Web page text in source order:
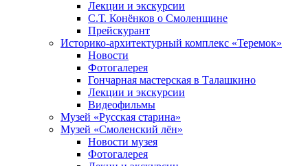
Лекции и экскурсии
С.Т. Конёнков о Смоленщине
Прейскурант
Историко-архитектурный комплекс «Теремок»
Новости
Фотогалерея
Гончарная мастерская в Талашкино
Лекции и экскурсии
Видеофильмы
Музей «Русская старина»
Музей «Смоленский лён»
Новости музея
Фотогалерея